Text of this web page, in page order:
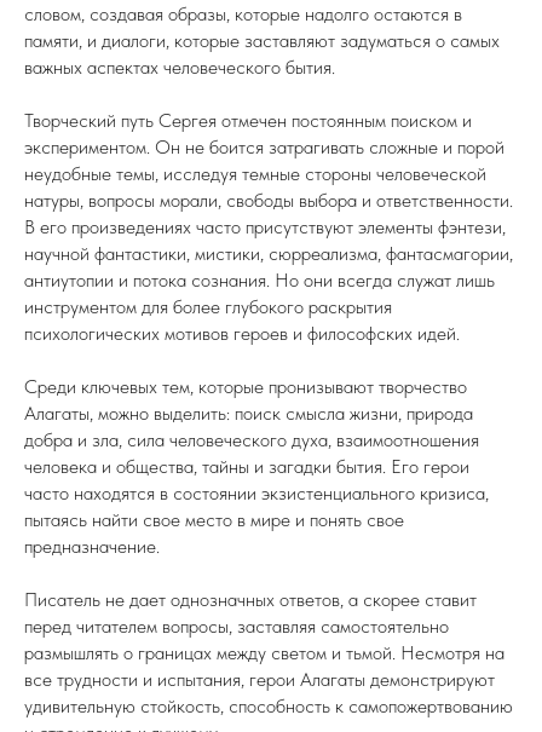
словом, создавая образы, которые надолго остаются в
памяти, и диалоги, которые заставляют задуматься о самых
важных аспектах человеческого бытия.
Творческий путь Сергея отмечен постоянным поиском и
экспериментом. Он не боится затрагивать сложные и порой
неудобные темы, исследуя темные стороны человеческой
натуры, вопросы морали, свободы выбора и ответственности.
В его произведениях часто присутствуют элементы фэнтези,
научной фантастики, мистики, сюрреализма, фантасмагории,
антиутопии и потока сознания. Но они всегда служат лишь
инструментом для более глубокого раскрытия
психологических мотивов героев и философских идей.
Среди ключевых тем, которые пронизывают творчество
Алагаты, можно выделить: поиск смысла жизни, природа
добра и зла, сила человеческого духа, взаимоотношения
человека и общества, тайны и загадки бытия. Его герои
часто находятся в состоянии экзистенциального кризиса,
пытаясь найти свое место в мире и понять свое
предназначение.
Писатель не дает однозначных ответов, а скорее ставит
перед читателем вопросы, заставляя самостоятельно
размышлять о границах между светом и тьмой. Несмотря на
все трудности и испытания, герои Алагаты демонстрируют
удивительную стойкость, способность к самопожертвованию